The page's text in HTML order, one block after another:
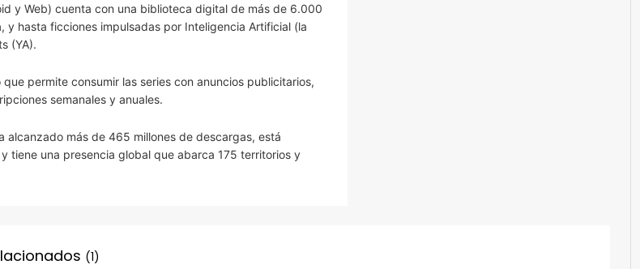
y Web) cuenta con una biblioteca digital de más de 6.000
hasta ficciones impulsadas por Inteligencia Artificial (la
(YA).
permite consumir las series con anuncios publicitarios,
semanales y anuales.
alcanzado más de 465 millones de descargas, está
tiene una presencia global que abarca 175 territorios y
(1)